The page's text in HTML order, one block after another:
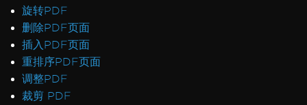
旋转PDF
删除PDF页面
插入PDF页面
重排序PDF页面
调整PDF
裁剪 PDF